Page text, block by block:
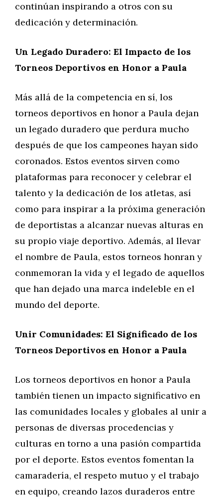
continúan inspirando a otros con su
dedicación y determinación.
Un Legado Duradero: El Impacto de los
Torneos Deportivos en Honor a Paula
Más allá de la competencia en sí, los
torneos deportivos en honor a Paula dejan
un legado duradero que perdura mucho
después de que los campeones hayan sido
coronados. Estos eventos sirven como
plataformas para reconocer y celebrar el
talento y la dedicación de los atletas, así
como para inspirar a la próxima generación
de deportistas a alcanzar nuevas alturas en
su propio viaje deportivo. Además, al llevar
el nombre de Paula, estos torneos honran y
conmemoran la vida y el legado de aquellos
que han dejado una marca indeleble en el
mundo del deporte.
Unir Comunidades: El Significado de los
Torneos Deportivos en Honor a Paula
Los torneos deportivos en honor a Paula
también tienen un impacto significativo en
las comunidades locales y globales al unir a
personas de diversas procedencias y
culturas en torno a una pasión compartida
por el deporte. Estos eventos fomentan la
camaradería, el respeto mutuo y el trabajo
en equipo, creando lazos duraderos entre